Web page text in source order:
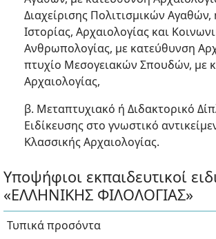
Διαχείρισης Πολιτισμικών Αγαθών,
Ιστορίας, Αρχαιολογίας και
Ανθρωπολογίας, με κατεύθυνση
πτυχίο Μεσογειακών Σπουδών, με
Αρχαιολογίας,
β. Μεταπτυχιακό ή Διδακτορικό
Ειδίκευσης στο γνωστικό
Κλασσικής Aρχαιολογίας.
Υποψήφιοι εκπαιδευτικοί
«ΕΛΛΗΝΙΚΗΣ ΦΙΛΟΛΟΓΙΑΣ»
Τυπικά προσόντα